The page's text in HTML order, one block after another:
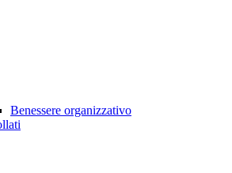
Benessere organizzativo